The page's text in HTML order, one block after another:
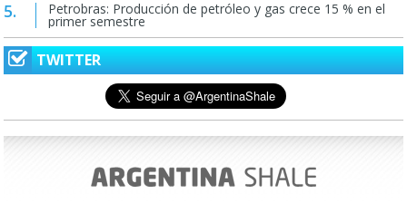
Petrobras: Producción de petróleo y gas crece 15 % en el
primer semestre
TWITTER